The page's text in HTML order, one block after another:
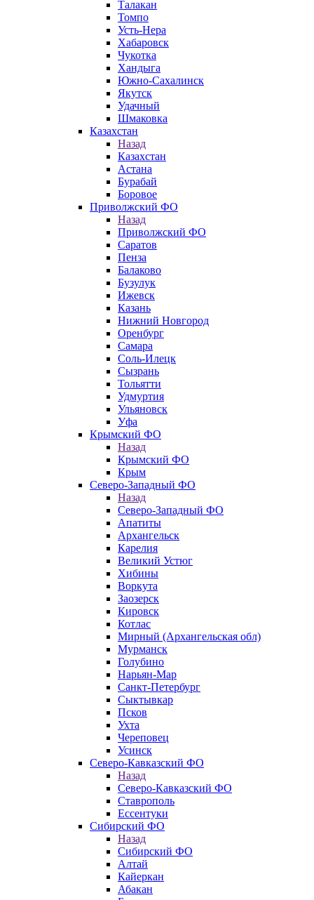
Талакан
Томпо
Усть-Нера
Хабаровск
Чукотка
Хандыга
Южно-Сахалинск
Якутск
Удачный
Шмаковка
Казахстан
Назад
Казахстан
Астана
Бурабай
Боровое
Приволжский ФО
Назад
Приволжский ФО
Саратов
Пенза
Балаково
Бузулук
Ижевск
Казань
Нижний Новгород
Оренбург
Самара
Соль-Илецк
Сызрань
Тольятти
Удмуртия
Ульяновск
Уфа
Крымский ФО
Назад
Крымский ФО
Крым
Северо-Западный ФО
Назад
Северо-Западный ФО
Апатиты
Архангельск
Карелия
Великий Устюг
Хибины
Воркута
Заозерск
Кировск
Котлас
Мирный (Архангельская обл)
Мурманск
Голубино
Нарьян-Мар
Санкт-Петербург
Сыктывкар
Псков
Ухта
Череповец
Усинск
Северо-Кавказский ФО
Назад
Северо-Кавказский ФО
Ставрополь
Ессентуки
Сибирский ФО
Назад
Сибирский ФО
Алтай
Кайеркан
Абакан